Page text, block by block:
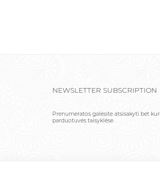
NEWSLETTER SUBSCRIPTION
Prenumeratos galėsite atsisakyti bet
parduotuvės taisyklėse.